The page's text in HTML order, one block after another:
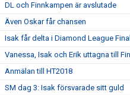
DL och Finnkampen är avslutade
Även Oskar får chansen
Isak får delta i Diamond League Final
Vanessa, Isak och Erik uttagna till
Anmälan till HT2018
SM dag 3: Isak försvarade sitt guld